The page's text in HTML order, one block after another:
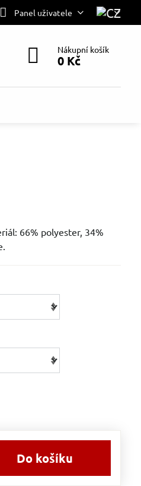
Panel uživatele
Nákupní košík
0 Kč
66% polyester, 34%
Do košíku